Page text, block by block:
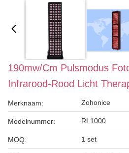
190mw/cm Pulsmodus
Infrarood-Rood Licht
Merknaam: Zohonice
Modelnummer: RL1000
MOQ: 1 set